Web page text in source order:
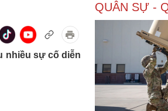
Doanh nghiệp
Thông tin doanh nghiệp
Vì cộng đồng
nhiều sự cố diễn
QUÂN SỰ -